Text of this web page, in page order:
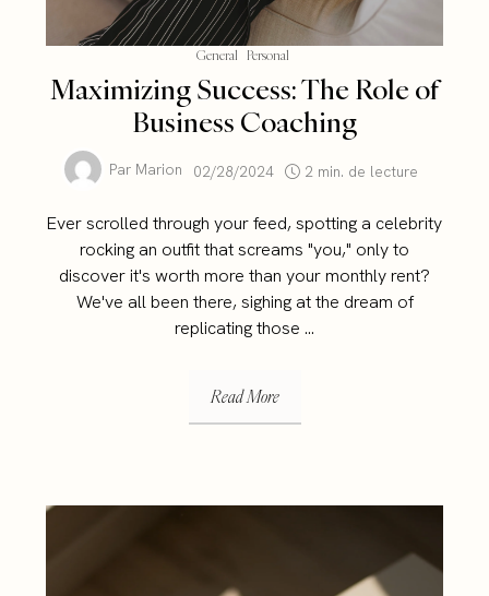
General Personal
Maximizing Success: The Role of
Business Coaching
Par Marion 02/28/2024 2 min. de lecture
Ever scrolled through your feed, spotting a celebrity
rocking an outfit that screams "you," only to
discover it's worth more than your monthly rent?
We've all been there, sighing at the dream of
replicating those ...
Read More